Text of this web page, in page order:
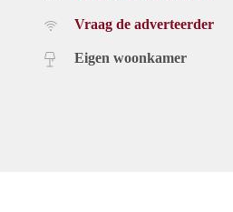
Vraag de adverteerder
Eigen woonkamer